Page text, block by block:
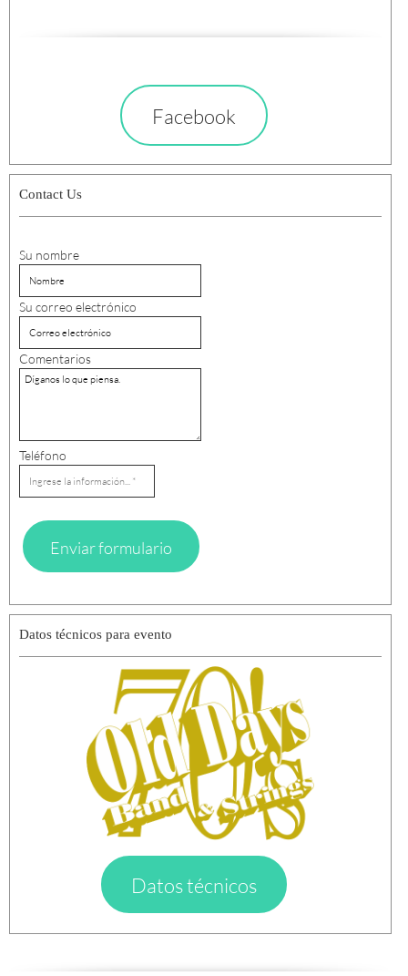
Facebook
Contact Us
Su nombre
Su correo electrónico
Comentarios
Teléfono
Enviar formulario
Datos técnicos para evento
Datos técnicos